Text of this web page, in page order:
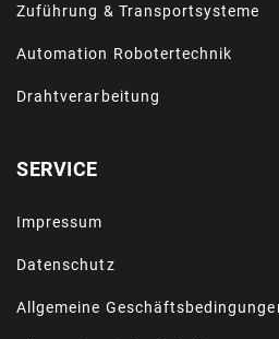
Zuführung & Transportsysteme
Automation Robotertechnik
Drahtverarbeitung
SERVICE
Impressum
Datenschutz
Allgemeine